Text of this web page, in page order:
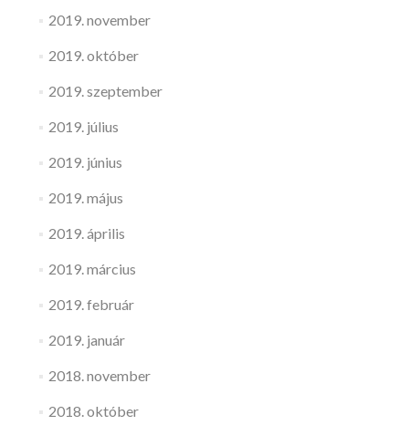
2019. november
2019. október
2019. szeptember
2019. július
2019. június
2019. május
2019. április
2019. március
2019. február
2019. január
2018. november
2018. október